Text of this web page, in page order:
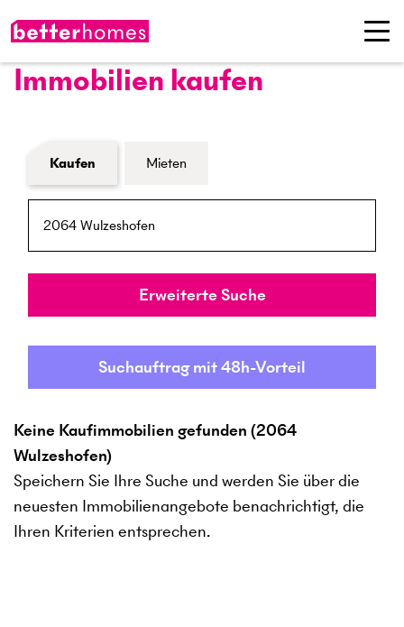
Immobilien kaufen
Formular Immobiliensuche
Kaufen Mieten
PLZ / Ort
Umkreis
Erweiterte Suche
Suchauftrag mit 48h-Vorteil
Keine Kaufimmobilien gefunden (2064
Wulzeshofen)
Speichern Sie Ihre Suche und werden Sie über die
neuesten Immobilienangebote benachrichtigt, die
Ihren Kriterien entsprechen.